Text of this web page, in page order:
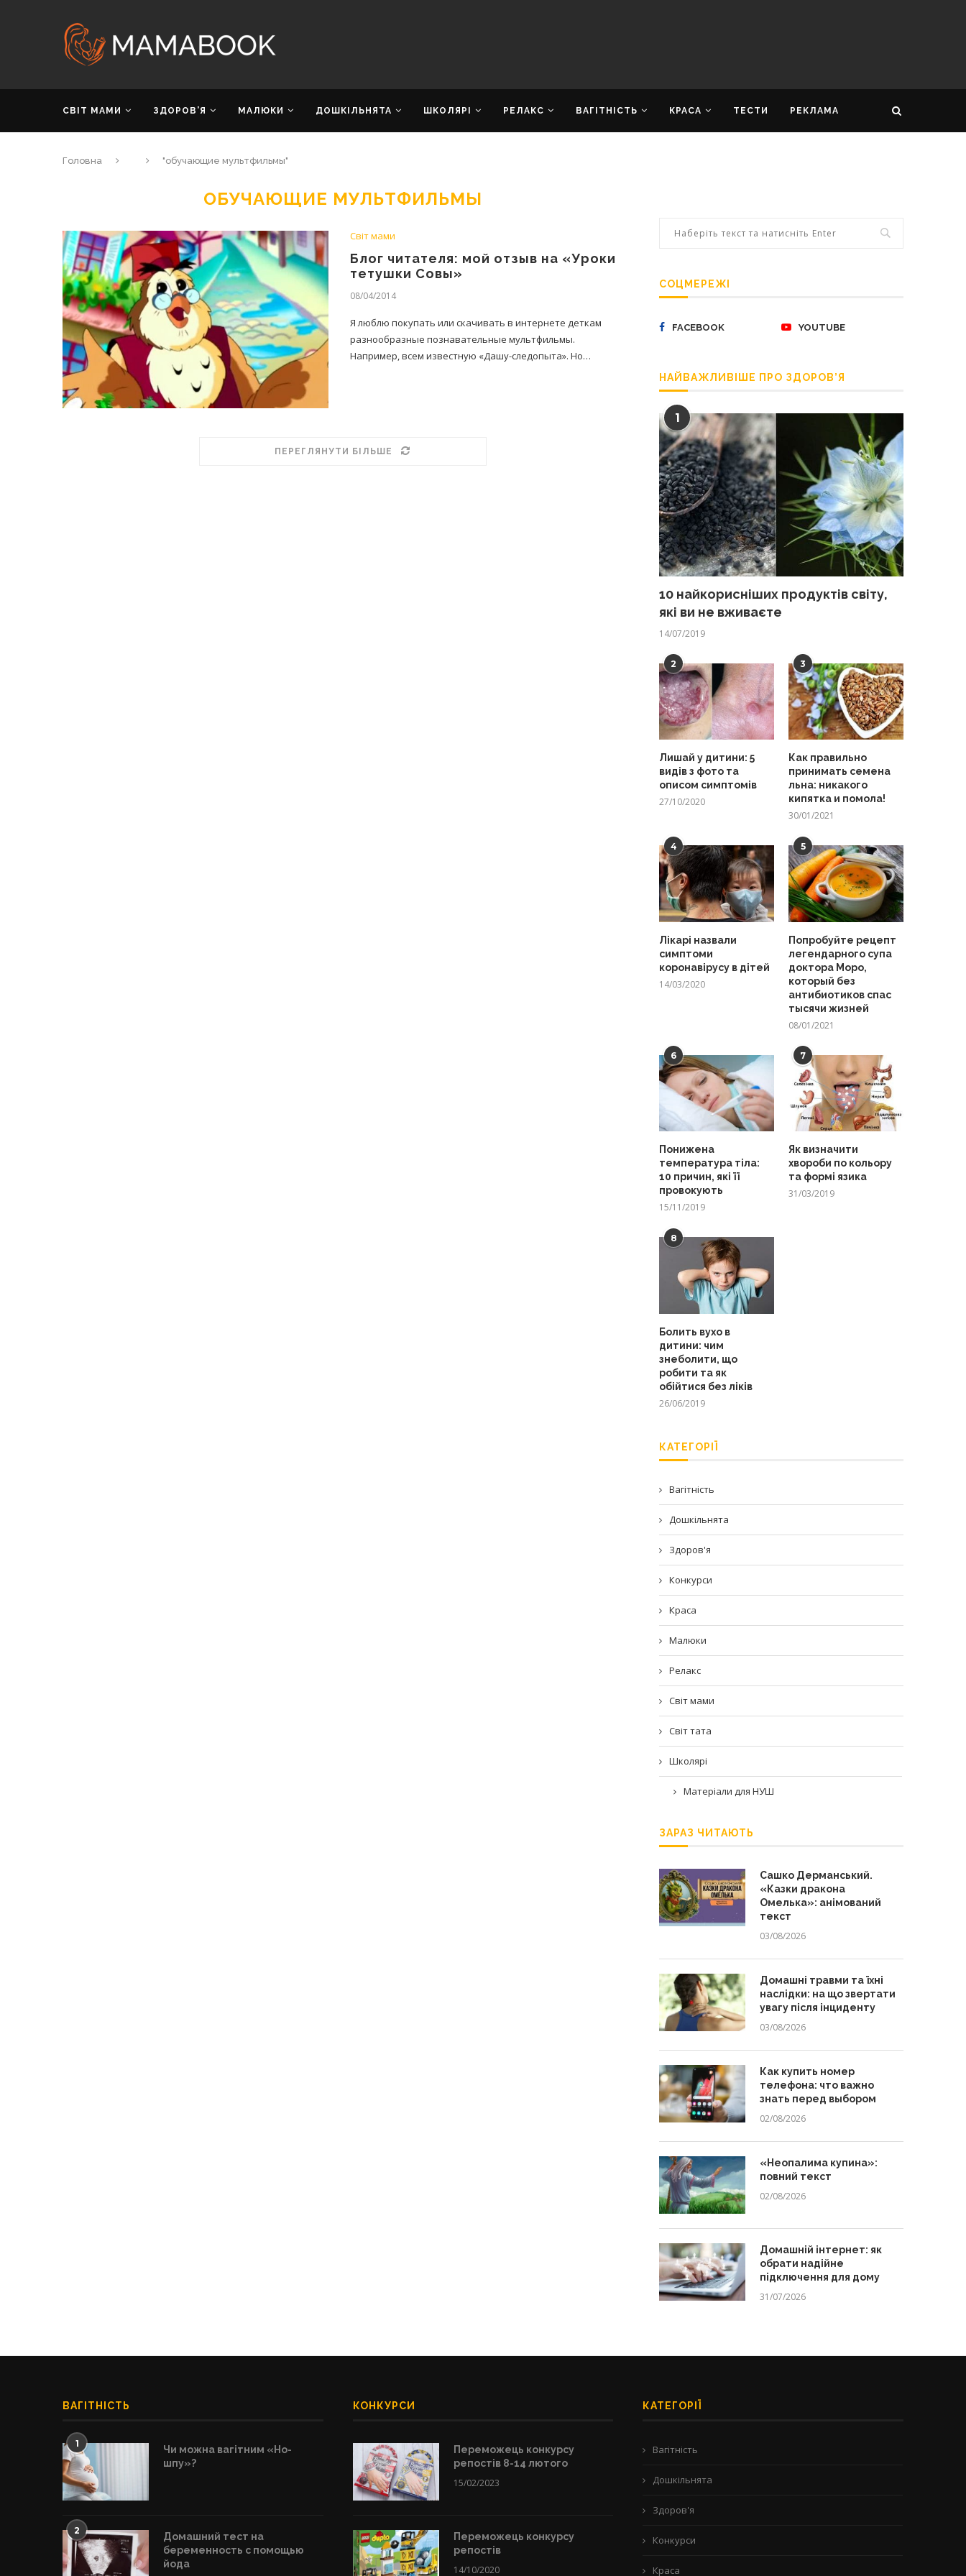
СВІТ МАМИ ЗДОРОВ’Я МАЛЮКИ ДОШКІЛЬНЯТА ШКОЛЯРІ РЕЛАКС ВАГІТНІСТЬ КРАСА ТЕСТИ РЕКЛАМА
Головна "обучающие мультфильмы"
ОБУЧАЮЩИЕ МУЛЬТФИЛЬМЫ
Світ мами
Блог читателя: мой отзыв на «Уроки
тетушки Совы»
08/04/2014
Я люблю покупать или скачивать в интернете деткам
разнообразные познавательные мультфильмы.
Например, всем известную «Дашу-следопыта». Но…
ПЕРЕГЛЯНУТИ БІЛЬШЕ
СОЦМЕРЕЖІ
FACEBOOK YOUTUBE
НАЙВАЖЛИВІШЕ ПРО ЗДОРОВ’Я
1
10 найкорисніших продуктів світу,
які ви не вживаєте
14/07/2019
2
Лишай у дитини: 5
видів з фото та
описом симптомів
27/10/2020
3
Как правильно
принимать семена
льна: никакого
кипятка и помола!
30/01/2021
4
Лікарі назвали
симптоми
коронавірусу в дітей
14/03/2020
5
Попробуйте рецепт
легендарного супа
доктора Моро,
который без
антибиотиков спас
тысячи жизней
08/01/2021
6
Понижена
температура тіла:
10 причин, які її
провокують
15/11/2019
7
Як визначити
хвороби по кольору
та формі язика
31/03/2019
8
Болить вухо в
дитини: чим
знеболити, що
робити та як
обійтися без ліків
26/06/2019
КАТЕГОРІЇ
Вагітність
Дошкільнята
Здоров'я
Конкурси
Краса
Малюки
Релакс
Світ мами
Світ тата
Школярі
Матеріали для НУШ
ЗАРАЗ ЧИТАЮТЬ
Сашко Дерманський.
«Казки дракона
Омелька»: анімований
текст
03/08/2026
Домашні травми та їхні
наслідки: на що звертати
увагу після інциденту
03/08/2026
Как купить номер
телефона: что важно
знать перед выбором
02/08/2026
«Неопалима купина»:
повний текст
02/08/2026
Домашній інтернет: як
обрати надійне
підключення для дому
31/07/2026
ВАГІТНІСТЬ
1
Чи можна вагітним «Но-
шпу»?
2
Домашний тест на
беременность с помощью
йода
КОНКУРСИ
Переможець конкурсу
репостів 8-14 лютого
15/02/2023
Переможець конкурсу
репостів
14/10/2020
КАТЕГОРІЇ
Вагітність
Дошкільнята
Здоров'я
Конкурси
Краса